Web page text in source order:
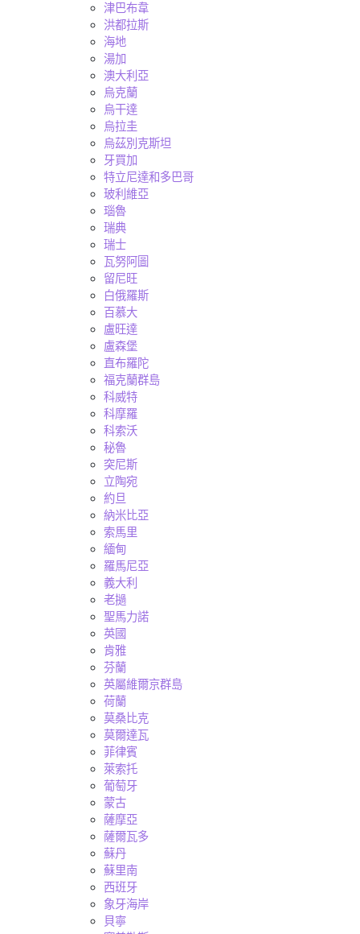
津巴布韋
洪都拉斯
海地
湯加
澳大利亞
烏克蘭
烏干達
烏拉圭
烏茲別克斯坦
牙買加
特立尼達和多巴哥
玻利維亞
瑙魯
瑞典
瑞士
瓦努阿圖
留尼旺
白俄羅斯
百慕大
盧旺達
盧森堡
直布羅陀
福克蘭群島
科威特
科摩羅
科索沃
秘魯
突尼斯
立陶宛
約旦
納米比亞
索馬里
緬甸
羅馬尼亞
義大利
老撾
聖馬力諾
英國
肯雅
芬蘭
英屬維爾京群島
荷蘭
莫桑比克
莫爾達瓦
菲律賓
萊索托
葡萄牙
蒙古
薩摩亞
薩爾瓦多
蘇丹
蘇里南
西班牙
象牙海岸
貝寧